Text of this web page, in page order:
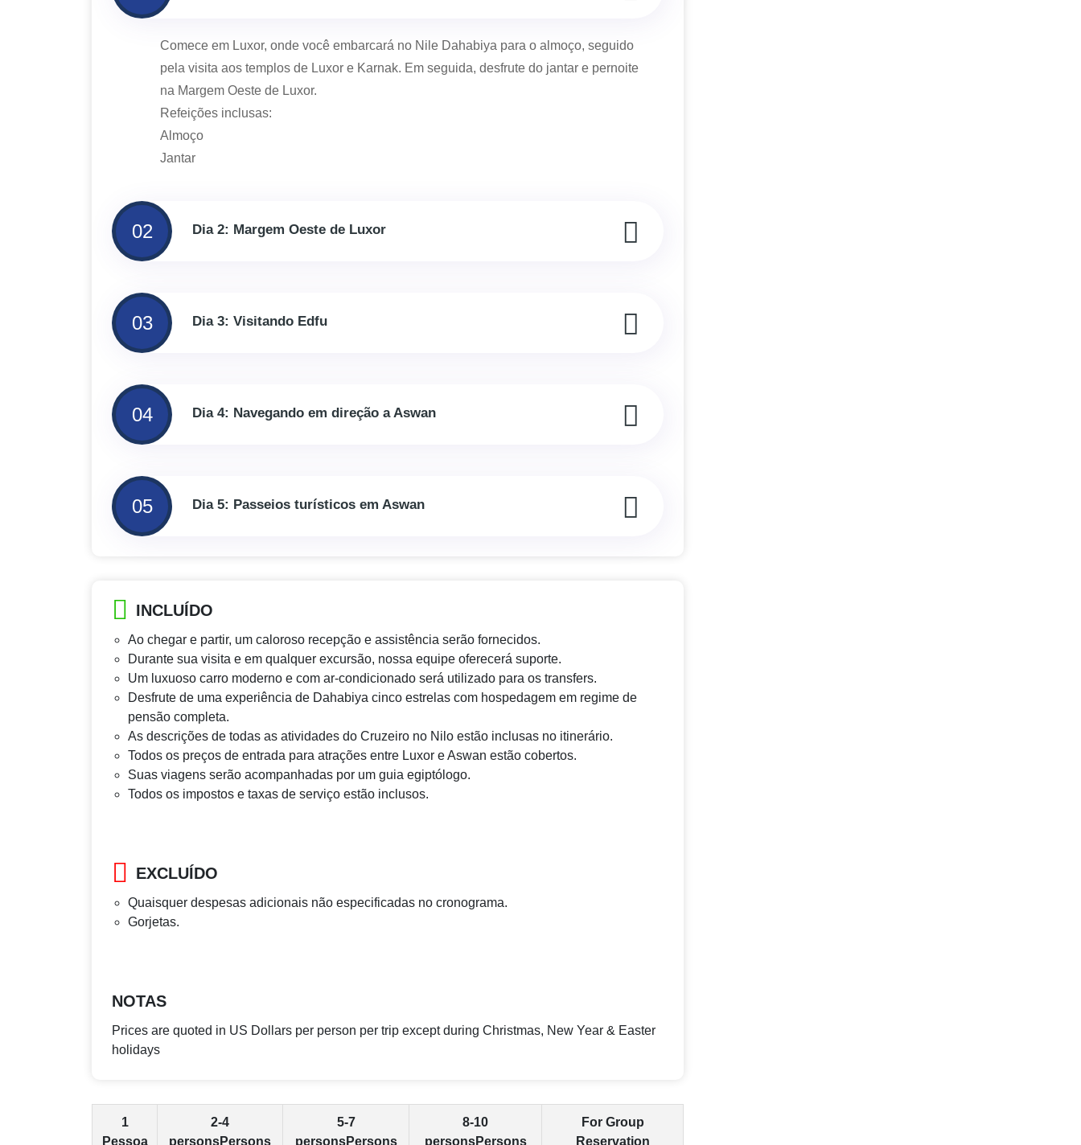
Comece em Luxor, onde você embarcará no Nile Dahabiya para o almoço, seguido
pela visita aos templos de Luxor e Karnak. Em seguida, desfrute do jantar e pernoite
na Margem Oeste de Luxor.
Refeições inclusas:
Almoço
Jantar
02 Dia 2: Margem Oeste de Luxor
03 Dia 3: Visitando Edfu
04 Dia 4: Navegando em direção a Aswan
05 Dia 5: Passeios turísticos em Aswan
INCLUÍDO
Ao chegar e partir, um caloroso recepção e assistência serão fornecidos.
Durante sua visita e em qualquer excursão, nossa equipe oferecerá suporte.
Um luxuoso carro moderno e com ar-condicionado será utilizado para os transfers.
Desfrute de uma experiência de Dahabiya cinco estrelas com hospedagem em regime de
pensão completa.
As descrições de todas as atividades do Cruzeiro no Nilo estão inclusas no itinerário.
Todos os preços de entrada para atrações entre Luxor e Aswan estão cobertos.
Suas viagens serão acompanhadas por um guia egiptólogo.
Todos os impostos e taxas de serviço estão inclusos.
EXCLUÍDO
Quaisquer despesas adicionais não especificadas no cronograma.
Gorjetas.
NOTAS
Prices are quoted in US Dollars per person per trip except during Christmas, New Year & Easter
holidays
1
Pessoa
2-4
personsPersons
5-7
personsPersons
8-10
personsPersons
For Group
Reservation